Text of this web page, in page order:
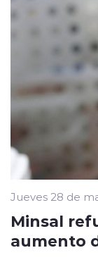
Jueves 28 de
Minsal
aumento